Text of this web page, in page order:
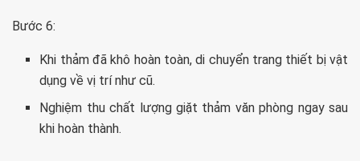
Bước 6:
Khi thảm đã khô hoàn toàn, di chuyển trang thiết bị vật
dụng về vị trí như cũ.
Nghiệm thu chất lượng giặt thảm văn phòng ngay sau
khi hoàn thành.